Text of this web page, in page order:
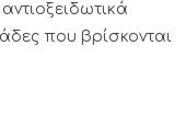
που βρίσκονται